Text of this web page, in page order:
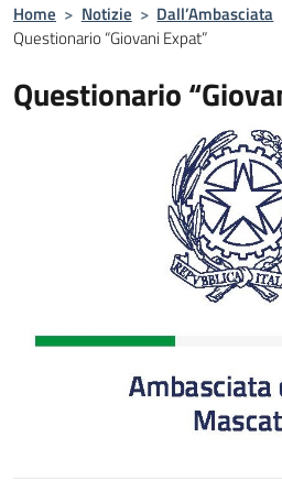
Home > Notizie > Dall’Ambasciata
Questionario “Giovani Expat”
Questionario